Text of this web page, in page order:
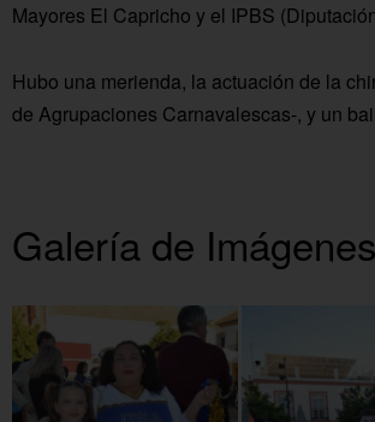
Mayores El Capricho y el IPBS (Diputación
Hubo una merienda, la actuación de la
de Agrupaciones Carnavalescas-, y un
Galería de